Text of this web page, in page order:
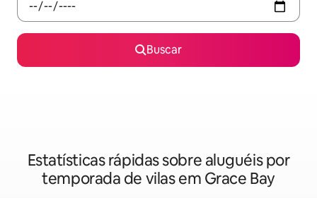
Buscar
Estatísticas rápidas sobre aluguéis por
temporada de vilas em Grace Bay